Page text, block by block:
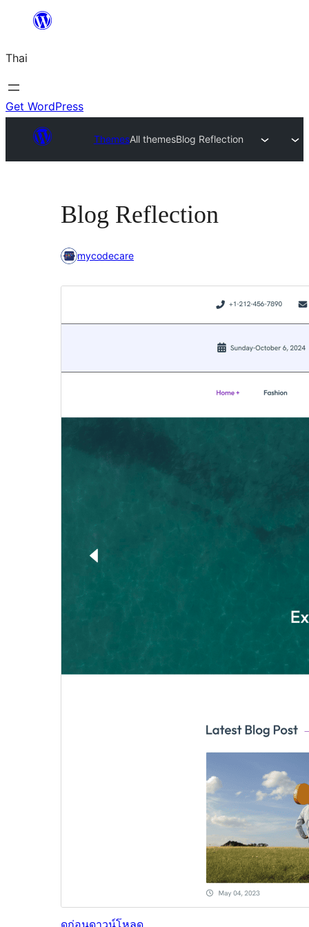
ยัง
เนื้อหา
Thai
Get WordPress
ThemesAll themesBlog Reflection
Blog Reflection
mycodecare